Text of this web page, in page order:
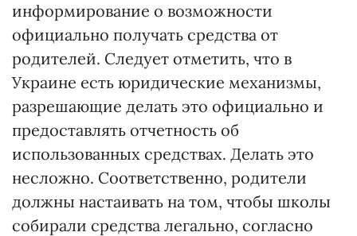
информирование о возможности
официально получать средства от
родителей. Следует отметить, что в
Украине есть юридические механизмы,
разрешающие делать это официально и
предоставлять отчетность об
использованных средствах. Делать это
несложно. Соответственно, родители
должны настаивать на том, чтобы школы
собирали средства легально, согласно